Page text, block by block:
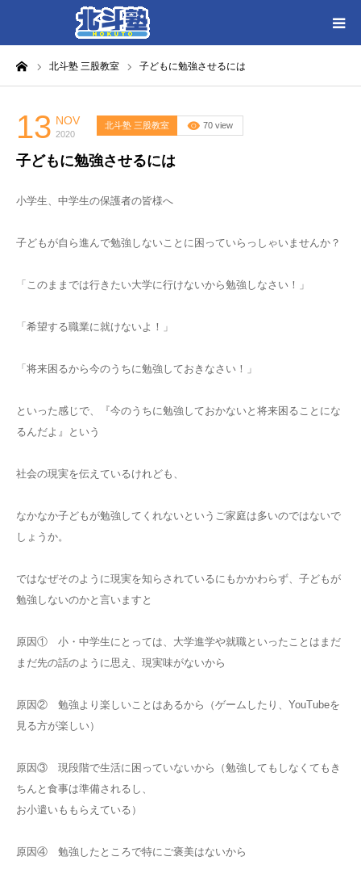
北斗塾 三股教室 子どもに勉強させるには
13 NOV
2020
北斗塾 三股教室 70 view
子どもに勉強させるには
小学生、中学生の保護者の皆様へ
子どもが自ら進んで勉強しないことに困っていらっしゃいませんか？
「このままでは行きたい大学に行けないから勉強しなさい！」
「希望する職業に就けないよ！」
「将来困るから今のうちに勉強しておきなさい！」
といった感じで、『今のうちに勉強しておかないと将来困ることにな
るんだよ』という
社会の現実を伝えているけれども、
なかなか子どもが勉強してくれないというご家庭は多いのではないで
しょうか。
ではなぜそのように現実を知らされているにもかかわらず、子どもが
勉強しないのかと言いますと
原因① 小・中学生にとっては、大学進学や就職といったことはまだ
まだ先の話のように思え、現実味がないから
原因② 勉強より楽しいことはあるから（ゲームしたり、YouTubeを
見る方が楽しい）
原因③ 現段階で生活に困っていないから（勉強してもしなくてもき
ちんと食事は準備されるし、
お小遣いももらえている）
原因④ 勉強したところで特にご褒美はないから
HOME
各教室別に記事を見る
北斗塾／教室一覧
お問い合わせ